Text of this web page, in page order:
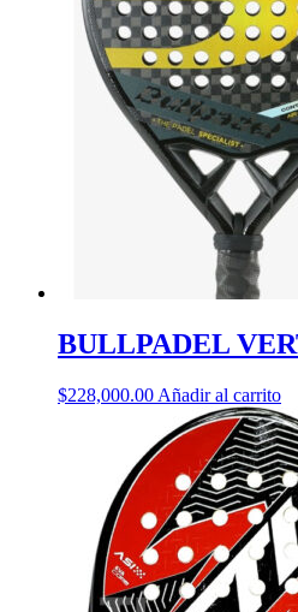
BULLPADEL
$228,000.00 Añadir al carrito